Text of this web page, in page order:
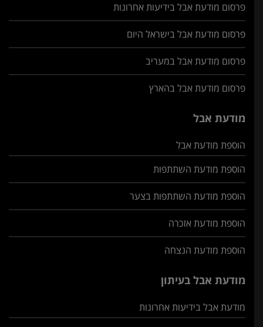
פרסום מודעת אבל בידיעות אחרונות
פרסום מודעת אבל בישראל היום
פרסום מודעת אבל במעריב
פרסום מודעת אבל בהארץ
מודעת אבל
הוספת מודעת אבל
הוספת מודעת השתתפות
הוספת מודעת השתתפות בצער
הוספת מודעת אזכרה
הוספת מודעת הנצחה
מודעת אבל בעיתון
מודעת אבל בידיעות אחרונות